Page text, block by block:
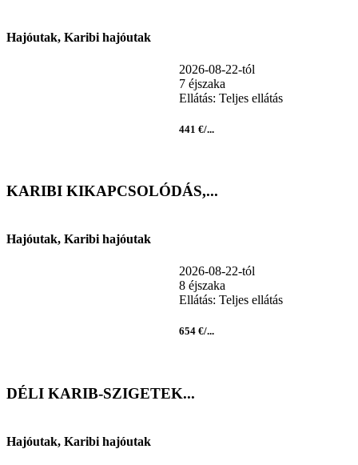
Hajóutak, Karibi hajóutak
2026-08-22-tól
7 éjszaka
Ellátás: Teljes ellátás
441 €/...
KARIBI KIKAPCSOLÓDÁS,...
Hajóutak, Karibi hajóutak
2026-08-22-tól
8 éjszaka
Ellátás: Teljes ellátás
654 €/...
DÉLI KARIB-SZIGETEK...
Hajóutak, Karibi hajóutak